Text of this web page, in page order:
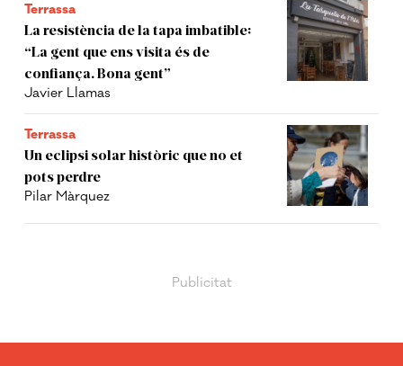
Terrassa
La resistència de la tapa imbatible:
“La gent que ens visita és de
confiança. Bona gent”
Javier Llamas
Terrassa
Un eclipsi solar històric que no et
pots perdre
Pilar Màrquez